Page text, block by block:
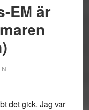
EM är
det gick. Jag var